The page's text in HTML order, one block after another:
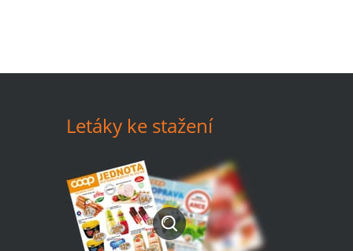
Letáky ke stažení